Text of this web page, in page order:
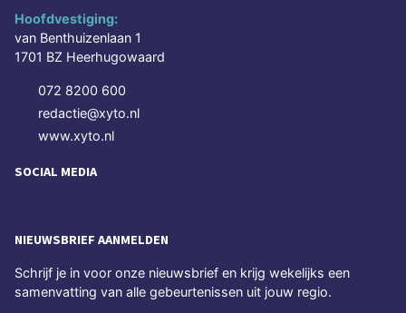
Hoofdvestiging:
van Benthuizenlaan 1
1701 BZ Heerhugowaard
072 8200 600
redactie@xyto.nl
www.xyto.nl
SOCIAL MEDIA
NIEUWSBRIEF AANMELDEN
Schrijf je in voor onze nieuwsbrief en krijg wekelijks een
samenvatting van alle gebeurtenissen uit jouw regio.